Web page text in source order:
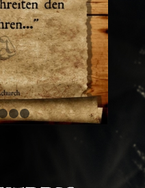
2 3 4 5 6 7